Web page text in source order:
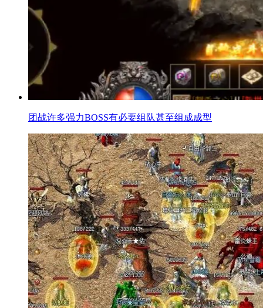
团战许多强力BOSS有必要组队甚至组成成型